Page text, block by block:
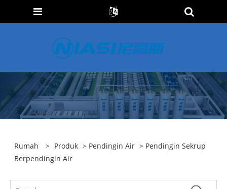
Rumah > Produk > Pendingin Air > Pendingin Sekrup
Berpendingin Air